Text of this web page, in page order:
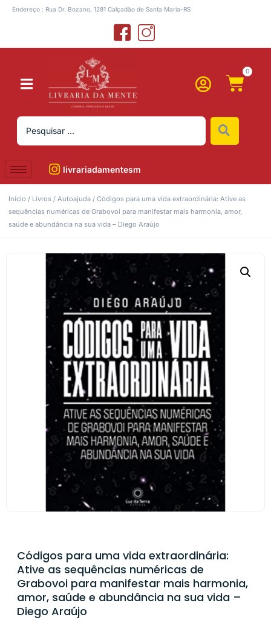
Endereço : Rua Dr. Bozano, 1281 Calçadão de Santa Maria-RS
0
livrariadamentesm
Início / Livros / Autoajuda / Códigos para uma vida extraordinária: Ative as
sequências numéricas de Grabovoi para manifestar mais harmonia, amor,
saúde e abundância na sua vida – Diego Araújo
Códigos para uma vida extraordinária:
Ative as sequências numéricas de
Grabovoi para manifestar mais harmonia,
amor, saúde e abundância na sua vida –
Diego Araújo